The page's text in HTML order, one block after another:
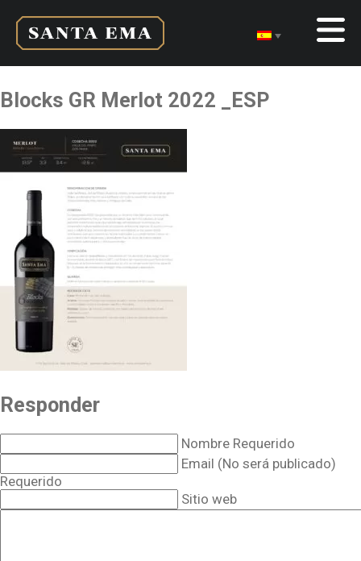
Blocks GR Merlot 2022 _ESP
Responder
Nombre Requerido
Email (No será publicado)
Requerido
Sitio web